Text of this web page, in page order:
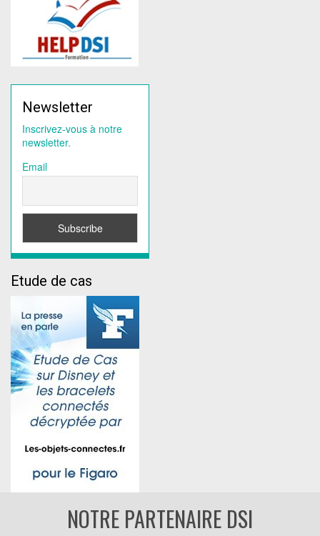
Newsletter
Inscrivez-vous à notre
newsletter.
Email
Etude de cas
NOTRE PARTENAIRE DSI